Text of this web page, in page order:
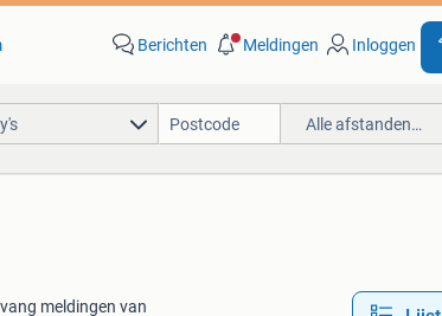
Berichten Meldingen Inloggen
Alle afstanden…
meldingen van